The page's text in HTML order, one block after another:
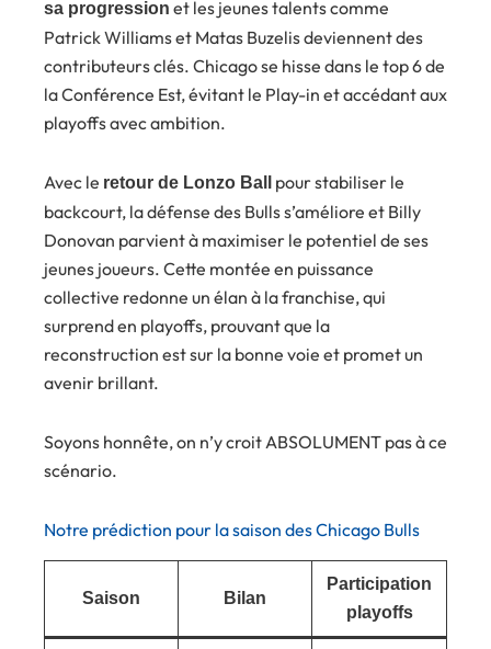
sa progression et les jeunes talents comme
Patrick Williams et Matas Buzelis deviennent des
contributeurs clés. Chicago se hisse dans le top 6 de
la Conférence Est, évitant le Play-in et accédant aux
playoffs avec ambition.
Avec le retour de Lonzo Ball
pour stabiliser le
backcourt, la défense des Bulls s’améliore et Billy
Donovan parvient à maximiser le potentiel de ses
jeunes joueurs. Cette montée en puissance
collective redonne un élan à la franchise, qui
surprend en playoffs, prouvant que la
reconstruction est sur la bonne voie et promet un
avenir brillant.
Soyons honnête, on n’y croit ABSOLUMENT pas à ce
scénario.
Notre prédiction pour la saison des Chicago Bulls
Saison Bilan
Participation
playoffs